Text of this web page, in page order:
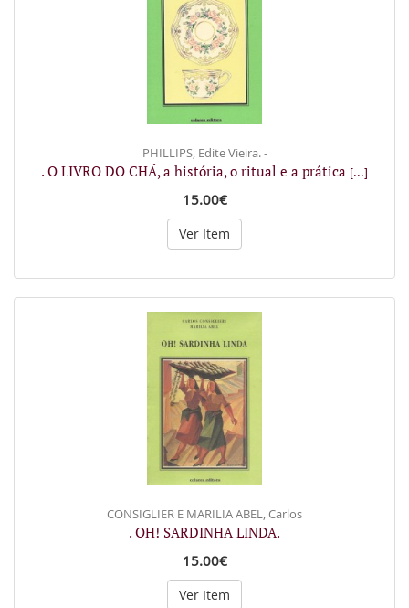
PHILLIPS, Edite Vieira. -
. O LIVRO DO CHÁ, a história, o ritual e a prática [...]
15.00€
Ver Item
CONSIGLIER E MARILIA ABEL, Carlos
. OH! SARDINHA LINDA.
15.00€
Ver Item